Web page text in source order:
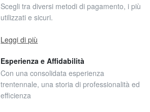
Scegli tra diversi metodi di pagamento, i più
utilizzati e sicuri.
Leggi di più
Esperienza e Affidabilità
Con una consolidata esperienza
trentennale, una storia di professionalità ed
efficienza